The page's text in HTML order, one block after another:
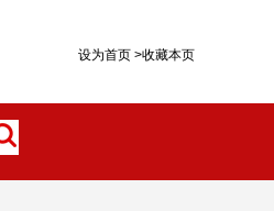
设为首页 >收藏本页